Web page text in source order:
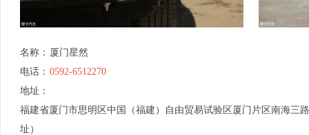
名称： 厦门星然
电话： 0592-6512270
地址：
福建省厦门市思明区中国（福建）自由贸易试验区厦门片区南海三
址）